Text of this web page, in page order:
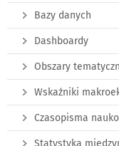
Bazy danych
Dashboardy
Obszary
Wskaźniki
Czasopisma